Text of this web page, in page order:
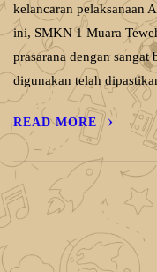
kelancaran pelaksanaan
ini, SMKN 1 Muara
prasarana dengan
digunakan telah
READ MORE